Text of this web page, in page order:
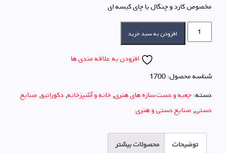
مخصوص کارد و چنگال یا چای کیسه ای
جعبه
تمام
ویترای
عدد
افزودن به سبد خرید
افزودن به علاقه مندی ها
شناسه محصول:1700
دسته:جعبه و دست سازه های هنری,خانه و آشپزخانه, دکوراتیو, صنایع
دستی, صنایع دستی و هنری
توضیحات محصولات بیشتر